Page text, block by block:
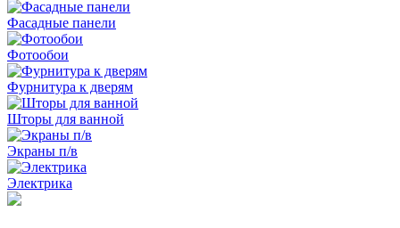
Фасадные панели
Фотообои
Фурнитура к дверям
Шторы для ванной
Экраны п/в
Электрика